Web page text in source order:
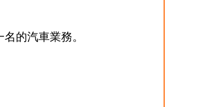
的汽車業務。